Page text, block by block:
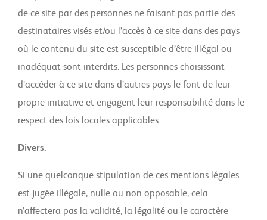
de ce site par des personnes ne faisant pas partie des
destinataires visés et/ou l’accès à ce site dans des pays
où le contenu du site est susceptible d’être illégal ou
inadéquat sont interdits. Les personnes choisissant
d’accéder à ce site dans d’autres pays le font de leur
propre initiative et engagent leur responsabilité dans le
respect des lois locales applicables.
Divers.
Si une quelconque stipulation de ces mentions légales
est jugée illégale, nulle ou non opposable, cela
n’affectera pas la validité, la légalité ou le caractère